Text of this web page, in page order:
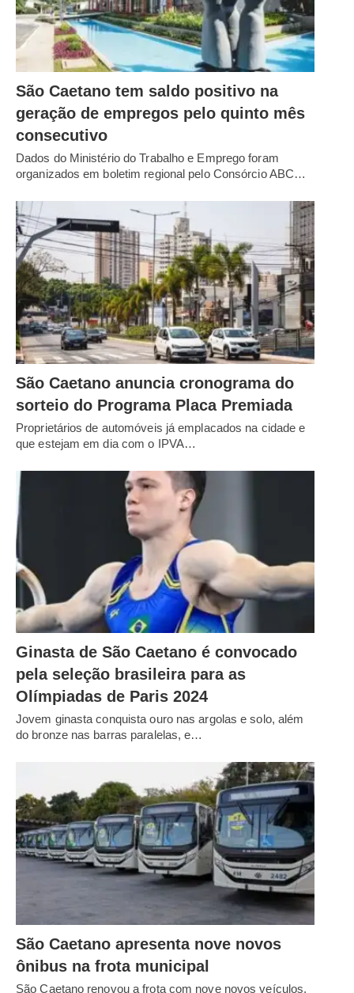
São Caetano tem saldo positivo na
geração de empregos pelo quinto mês
consecutivo
Dados do Ministério do Trabalho e Emprego foram
organizados em boletim regional pelo Consórcio ABC…
São Caetano anuncia cronograma do
sorteio do Programa Placa Premiada
Proprietários de automóveis já emplacados na cidade e
que estejam em dia com o IPVA…
Ginasta de São Caetano é convocado
pela seleção brasileira para as
Olímpiadas de Paris 2024
Jovem ginasta conquista ouro nas argolas e solo, além
do bronze nas barras paralelas, e…
São Caetano apresenta nove novos
ônibus na frota municipal
São Caetano renovou a frota com nove novos veículos,